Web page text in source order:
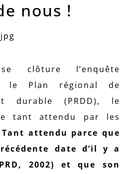
nous !
se clôture l’enquête
le Plan régional de
durable (PRDD), le
tant attendu par les
Tant attendu parce que
date d’il y a
2002) et que son